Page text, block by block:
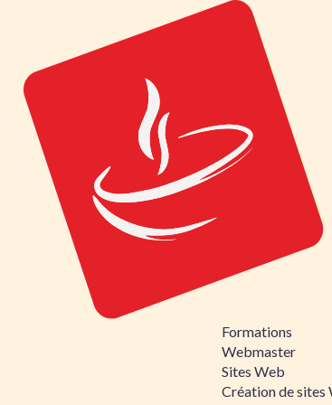
Formations
Webmaster
Sites Web
Création de sites